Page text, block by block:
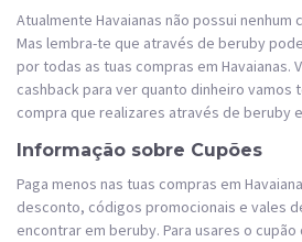
Atualmente Havaianas não possui
Mas lembra-te que através de beruby
por todas as tuas compras em Havaianas.
cashback para ver quanto dinheiro vamos
compra que realizares através de beruby
Informação sobre Cupões
Paga menos nas tuas compras em
desconto, códigos promocionais e vales
encontrar em beruby. Para usares o